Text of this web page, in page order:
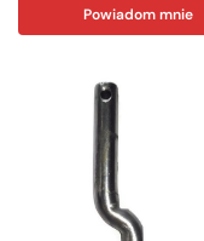
Powiadom mnie